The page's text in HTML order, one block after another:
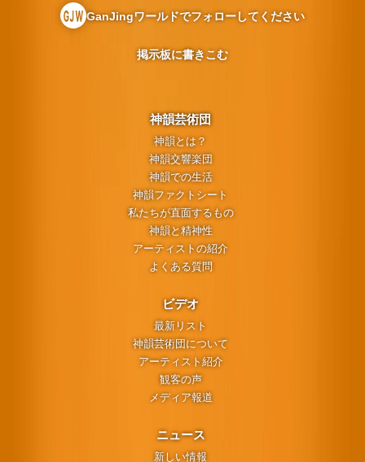
神韻芸術団
神韻とは？
神韻交響楽団
神韻での生活
神韻ファクトシート
私たちが直面するもの
神韻と精神性
アーティストの紹介
よくある質問
ビデオ
最新リスト
神韻芸術団について
アーティスト紹介
観客の声
メディア報道
ニュース
新しい情報
GanJingワールドでフォローしてください
掲示板に書きこむ